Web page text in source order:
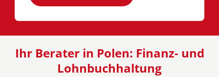
Ihr Berater in Polen: Finanz- und
Lohnbuchhaltung